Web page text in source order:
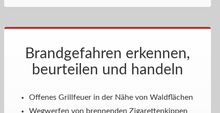
Brandgefahren erkennen,
beurteilen und handeln
Offenes Grillfeuer in der Nähe von Waldflächen
Wegwerfen von brennenden Zigarettenkippen